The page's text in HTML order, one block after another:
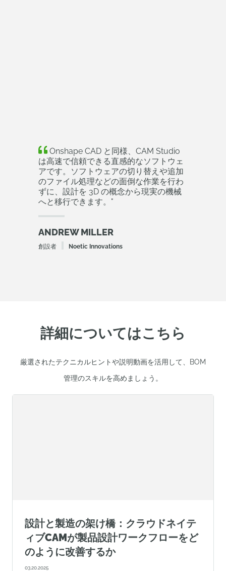
Onshape CAD と同様、CAM Studio
は高速で信頼できる直感的なソフトウェ
アです。ソフトウェアの切り替えや追加
のファイル処理などの面倒な作業を行わ
ずに、設計を 3D の概念から現実の機械
へと移行できます。 "
ANDREW MILLER
創設者 Noetic Innovations
詳細についてはこちら
厳選されたテクニカルヒントや説明動画を活用して、BOM
管理のスキルを高めましょう。
設計と製造の架け橋：クラウドネイテ
ィブCAMが製品設計ワークフローをど
のように改善するか
03.20.2025